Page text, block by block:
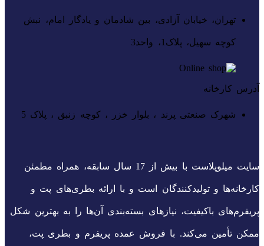
تهران، خیابان آزادی، بین شادمان و یادگار امام، نبش
کوچه سهیل، پلاک1، واحد3
آدرس کارخانه
شهرک صنعتی پرند ، بلوار خزر ، کوچه زنبق ، پلاک 5
سایت میلوپلاست با بیش از 17 سال سابقه، همراه مطمئن
کارخانه‌ها و تولیدکنندگان است و با ارائه بطری‌های پت و
پریفرم‌های باکیفیت، نیازهای بسته‌بندی آن‌ها را به بهترین شکل
ممکن تأمین می‌کند. با فروش عمده پریفرم و بطری پت،